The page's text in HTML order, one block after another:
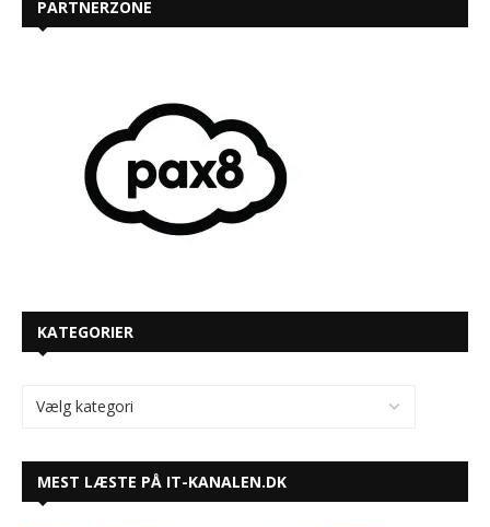
PARTNERZONE
KATEGORIER
MEST LÆSTE PÅ IT-KANALEN.DK